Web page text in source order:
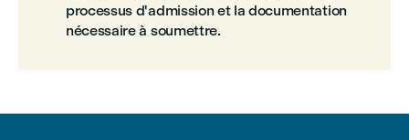
processus d'admission et la documentation
nécessaire à soumettre.